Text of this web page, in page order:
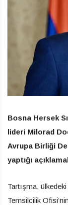
Bosna Hersek
lideri Milorad
Avrupa Birliği
yaptığı
Tartışma,
Temsilcilik